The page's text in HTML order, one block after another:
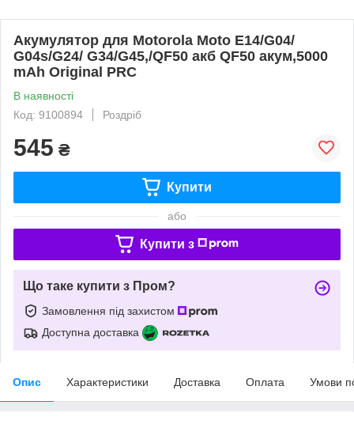
Акумулятор для Motorola Moto E14/G04/
G04s/G24/ G34/G45,/QF50 акб QF50 акум,5000
mAh Original PRC
В наявності
Код: 9100894
Роздріб
545 ₴
Купити
або
Купити з
Що таке купити з Пром?
Замовлення під захистом
Доступна доставка
Опис Характеристики Доставка Оплата Умови